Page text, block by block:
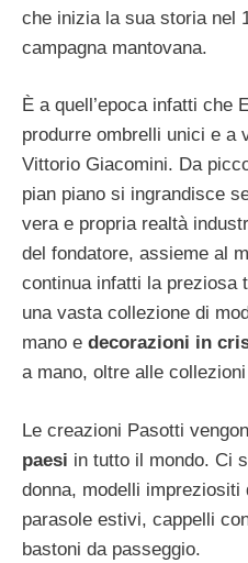
che inizia la sua storia nel
campagna mantovana.
È a quell’epoca infatti che
produrre ombrelli unici e a
Vittorio Giacomini. Da
pian piano si ingrandisce
vera e propria realtà
del fondatore, assieme al
continua infatti la preziosa
una vasta collezione di
mano e decorazioni in
a mano, oltre alle
Le creazioni Pasotti
paesi in tutto il mondo. Ci
donna, modelli
parasole estivi, cappelli
bastoni da passeggio.